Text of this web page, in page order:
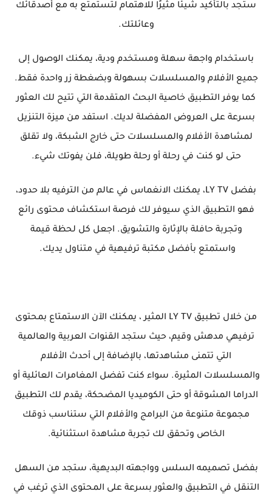
ستجد بالتأكيد شيئًا مثيرًا للاهتمام لتستمتع به مع أصدقائك
وعائلتك.
باستخدام واجهة سهلة ومستخدم ودية، يمكنك الوصول إلى
جميع الأفلام والمسلسلات بسهولة وبضغطة زر واحدة فقط.
كما يوفر التطبيق خاصية البحث المتقدمة التي تتيح لك العثور
بسرعة على العروض المفضلة لديك. استفد من ميزة التنزيل
لمشاهدة الأفلام والمسلسلات حتى خارج الشبكة، ولا تقلق
حتى لو كنت في رحلة أو رحلة طويلة، فلن يفوتك شيء.
بفضل LY TV، يمكنك الانغماس في عالم من الترفيه بلا حدود،
فهو التطبيق الذي سيوفر لك فرصة استكشاف محتوى رائع
وتجربة حافلة بالإثارة والتشويق. اجعل كل لحظة قيمة
واستمتع بأفضل مكتبة ترفيهية في متناول يديك.
من خلال تطبيق LY TV المثير ، يمكنك الآن الاستمتاع بمحتوى
ترفيهي مدهش وقيم، حيث ستجد القنوات العربية والعالمية
التي تتمنى مشاهدتها، بالإضافة إلى أحدث الأفلام
والمسلسلات المثيرة. سواء كنت تفضل المغامرات العائلية أو
الدراما المشوقة أو حتى الكوميديا ​​المضحكة، يقدم لك التطبيق
مجموعة متنوعة من البرامج والأفلام التي ستناسب ذوقك
الخاص وتحقق لك تجربة مشاهدة استثنائية.
بفضل تصميمه السلس وواجهته البديهية، ستجد من السهل
التنقل في التطبيق والعثور بسرعة على المحتوى الذي ترغب في